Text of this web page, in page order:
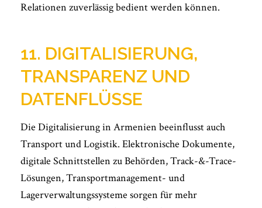
Relationen zuverlässig bedient werden können.
11. DIGITALISIERUNG,
TRANSPARENZ UND
DATENFLÜSSE
Die Digitalisierung in Armenien beeinflusst auch
Transport und Logistik. Elektronische Dokumente,
digitale Schnittstellen zu Behörden, Track-&-Trace-
Lösungen, Transportmanagement- und
Lagerverwaltungssysteme sorgen für mehr